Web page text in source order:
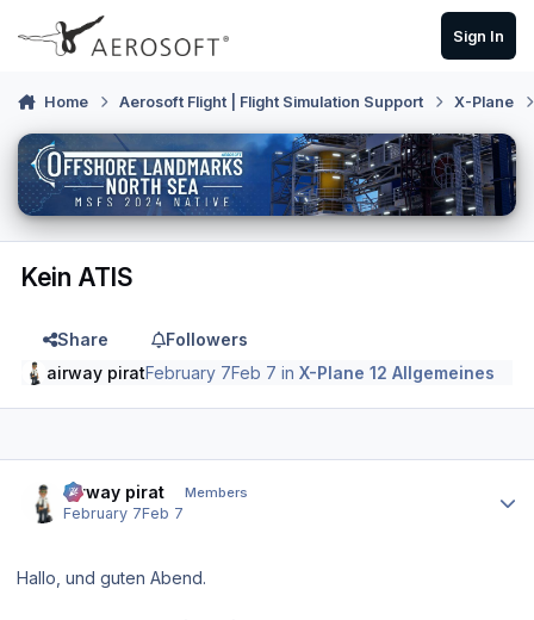
Skip to content
Sign In
Home Aerosoft Flight | Flight Simulation Support X-Plane
Kein ATIS
Share
Followers
airway piratFebruary 7Feb 7 inX-Plane 12 Allgemeines
airway pirat Members
February 7Feb 7
Hallo, und guten Abend.